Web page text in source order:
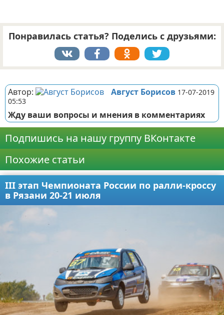
Понравилась статья? Поделись с друзьями:
Автор: Август Борисов 17-07-2019
05:53
Жду ваши вопросы и мнения в комментариях
Подпишись на нашу группу ВКонтакте
Похожие статьи
III этап Чемпионата России по ралли-кроссу
в Рязани 20-21 июля